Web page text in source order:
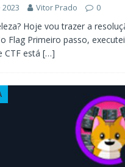
Vitor Prado 0
Hoje vou trazer a
Flag Primeiro passo,
CTF está[…]